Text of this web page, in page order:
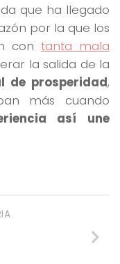
que ha llegado
por la que los
con tanta mala
la salida de la
de prosperidad,
más cuando
así une